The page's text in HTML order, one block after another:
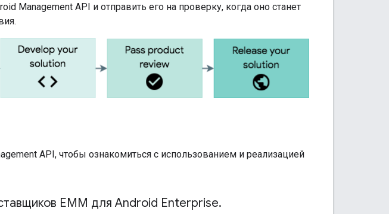
Management API и отправить его на проверку, когда оно станет
API, чтобы ознакомиться с использованием и реализацией
EMM для Android Enterprise.